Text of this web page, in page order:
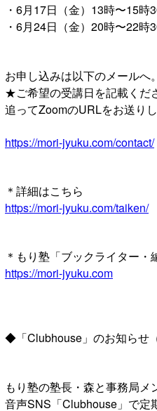
・6月17日（金）13時〜15時
・6月24日（金）20時〜22時
お申し込みは以下のメールへ。
★ご希望の受講日を記載くだ
追ってZoomのURLをお送りし
https://mori-jyuku.com/contact/
＊詳細はこちら
https://mori-jyuku.com/taiken/
＊もり塾「ブックライター・
https://mori-jyuku.com
◆「Clubhouse」のお知らせ
もり塾の塾長・森と事務局メ
音声SNS「Clubhouse」で定